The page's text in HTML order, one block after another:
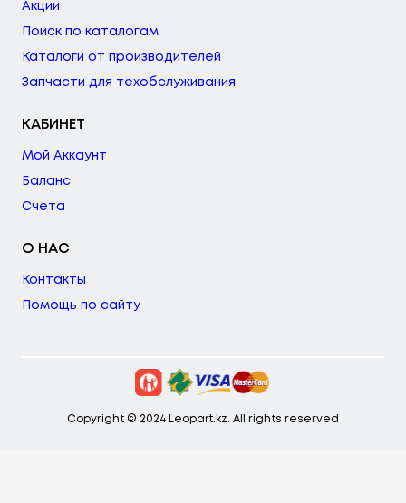
Акции
Поиск по каталогам
Каталоги от производителей
Запчасти для техобслуживания
КАБИНЕТ
Мой Аккаунт
Баланс
Счета
О НАС
Контакты
Помощь по сайту
Copyright © 2024 Leopart.kz. All rights reserved